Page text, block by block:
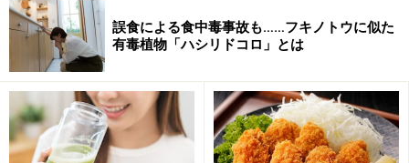
ではなぜ、人は腐敗と同じメカニズムで発酵させた食品
を好んで食べるのでしょうか？ 新鮮な食材を食べるほう
が安心と考える人もいるかもしれません。その理由は、
誤食による食中毒事故も……フキノトウに似た
有毒植物「ハシリドコロ」とは